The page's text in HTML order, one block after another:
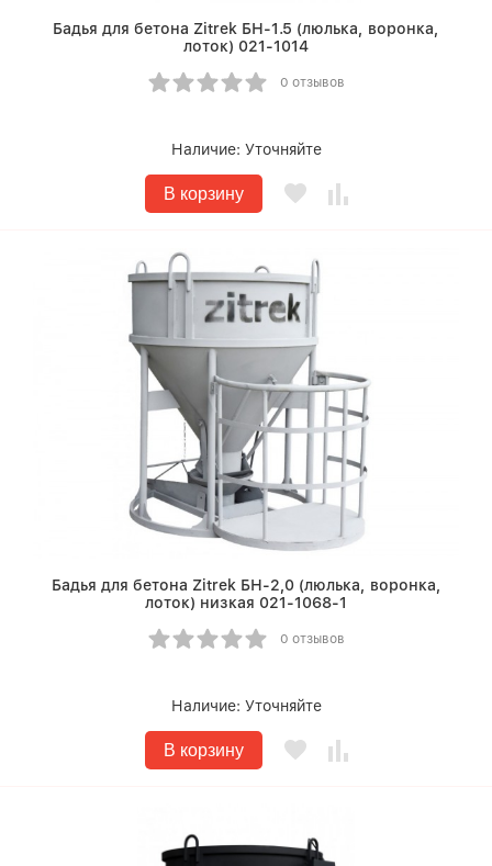
Бадья для бетона Zitrek БН-1.5 (люлька, воронка,
лоток) 021-1014
0 отзывов
Наличие: Уточняйте
В корзину
Бадья для бетона Zitrek БН-2,0 (люлька, воронка,
лоток) низкая 021-1068-1
0 отзывов
Наличие: Уточняйте
В корзину